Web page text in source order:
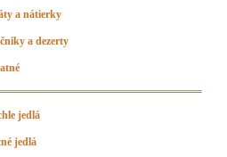
a nátierky
a dezerty
jedlá
jedlá